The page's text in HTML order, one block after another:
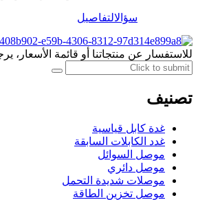
سؤالالتفاصيل
للاستفسار عن منتجاتنا أو قائمة الأسعار،
تصنيف
غدة كابل قياسية
غدد الكابلات السابقة
موصل السوائل
موصل دائري
موصلات شديدة التحمل
موصل تخزين الطاقة